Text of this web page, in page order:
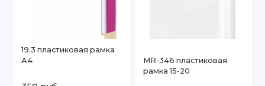
19.3 пластиковая рамка
А4
MR-346 пластиковая
рамка 15-20